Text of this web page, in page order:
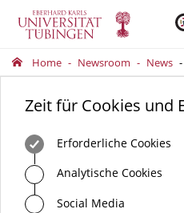
Home Newsroom News
Zeit für Cookies und
Erforderliche Cookies
Analytische Cookies
Social Media